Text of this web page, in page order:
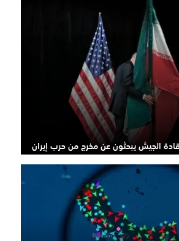
قادة الجيش يبحثون عن مخرج من حرب إيران